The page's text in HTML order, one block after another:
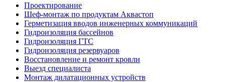
Проектирование
Шеф-монтаж по продуктам Аквастоп
Герметизация вводов инженерных коммуникаций
Гидроизоляция бассейнов
Гидроизоляция ГТС
Гидроизоляция резервуаров
Восстановление и ремонт кровли
Выезд специалиста
Монтаж дилатационных устройств